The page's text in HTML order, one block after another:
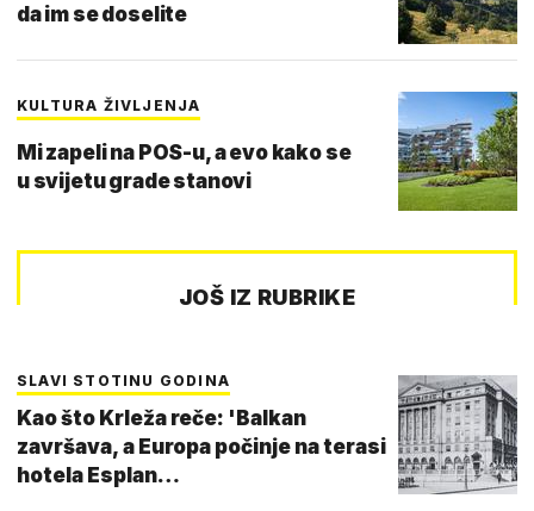
da im se doselite
KULTURA ŽIVLJENJA
Mi zapeli na POS-u, a evo kako se
u svijetu grade stanovi
JOŠ IZ RUBRIKE
SLAVI STOTINU GODINA
Kao što Krleža reče: 'Balkan
završava, a Europa počinje na terasi
hotela Esplan…